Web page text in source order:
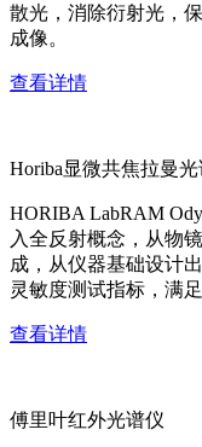
散光，消除衍射光，
成像。
查看详情
Horiba显微共焦拉曼光
HORIBA LabRAM
入全反射概念，从物
成，从仪器基础设计
灵敏度测试指标，满
查看详情
傅里叶红外光谱仪